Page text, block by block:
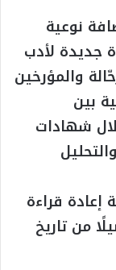
نوعية
جديدة لأدب
والمؤرخين
بين
شهادات
إعادة قراءة
من تاريخ